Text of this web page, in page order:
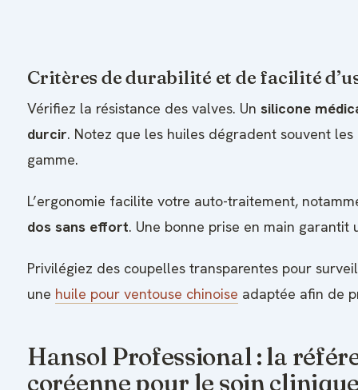
Critères de durabilité et de facilité
Vérifiez la résistance des valves. Un silicone
durcir. Notez que les huiles dégradent souvent
gamme.
L’ergonomie facilite votre auto-traitement,
dos sans effort. Une bonne prise en main garantit
Privilégiez des coupelles transparentes pour
une huile pour ventouse chinoise adaptée afin de
Hansol Professional : la
coréenne pour le soin